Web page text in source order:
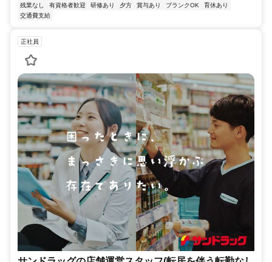
残業なし
有資格者歓迎 研修あり 夕方 賞与あり ブランクOK
育休あり
交通費支給
正社員